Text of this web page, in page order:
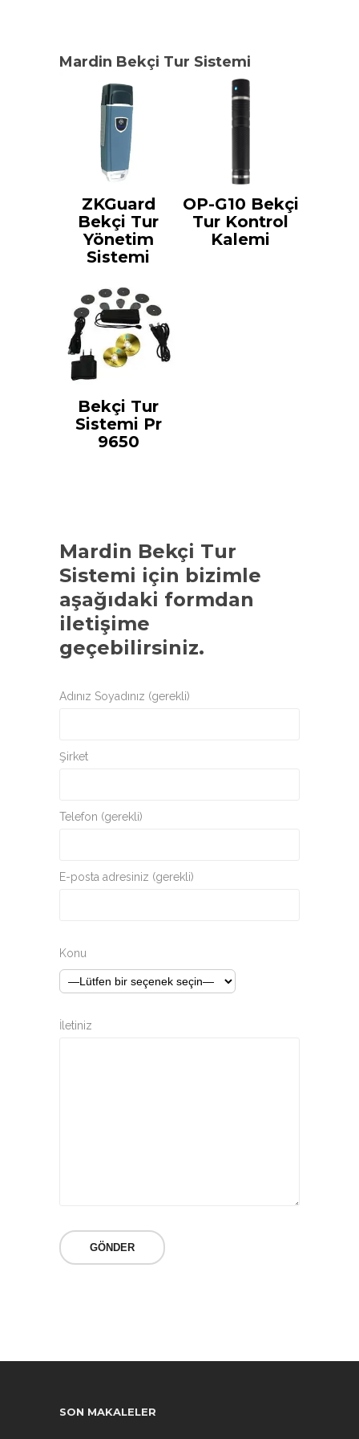
Mardin Bekçi Tur Sistemi
ZKGuard
Bekçi Tur
Yönetim
Sistemi
OP-G10 Bekçi
Tur Kontrol
Kalemi
Bekçi Tur
Sistemi Pr
9650
Mardin Bekçi Tur
Sistemi için bizimle
aşağıdaki formdan
iletişime
geçebilirsiniz.
Adınız Soyadınız (gerekli)
Şirket
Telefon (gerekli)
E-posta adresiniz (gerekli)
Konu
İletiniz
SON MAKALELER